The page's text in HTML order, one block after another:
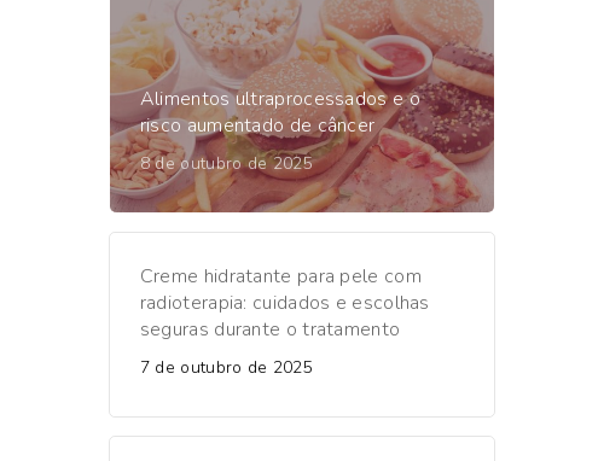
Alimentos ultraprocessados e o
risco aumentado de câncer
8 de outubro de 2025
Creme hidratante para pele com
radioterapia: cuidados e escolhas
seguras durante o tratamento
7 de outubro de 2025